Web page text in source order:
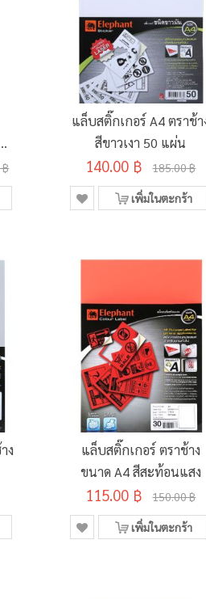
฿
แล็บสติ๊กเกอร์ A4 ตราช้า
สีขาวเงา 50 แผ่น
140.00 ฿ 185.00 ฿
เพิ่มในตะกร้า
ง
แล็บสติ๊กเกอร์ ตราช้าง
ขนาด A4 สีสะท้อนแสง
115.00 ฿ 150.00 ฿
เพิ่มในตะกร้า